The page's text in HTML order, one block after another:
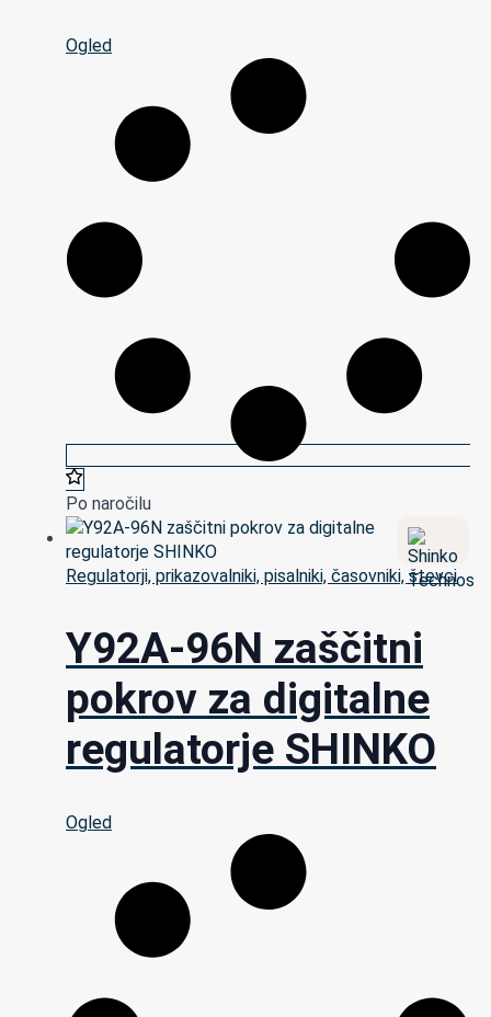
Ogled
Po naročilu
Regulatorji, prikazovalniki, pisalniki, časovniki, števci
Y92A-96N zaščitni
pokrov za digitalne
regulatorje SHINKO
Ogled